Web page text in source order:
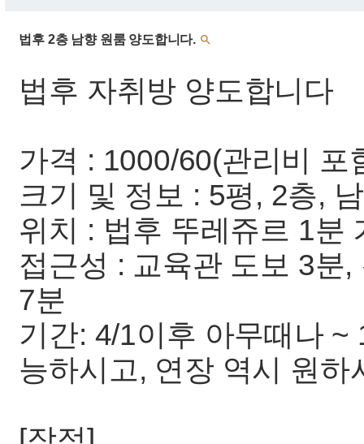
법후 2층 남향 원룸 양도합니다. 
법후 자취방 양도합니다
가격 : 1000/60(관리비 포
크기 및 정보 : 5평, 2층,
위치 : 법후 뚜레쥬르 1분
접근성 : 교육관 도보 3분
7분
기간: 4/1이후 아무때나
능하시고, 연장 역시 원하